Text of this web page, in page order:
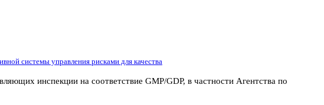
системы управления рисками для качества
инспекции на соответствие GMP/GDP, в частности Агентства по